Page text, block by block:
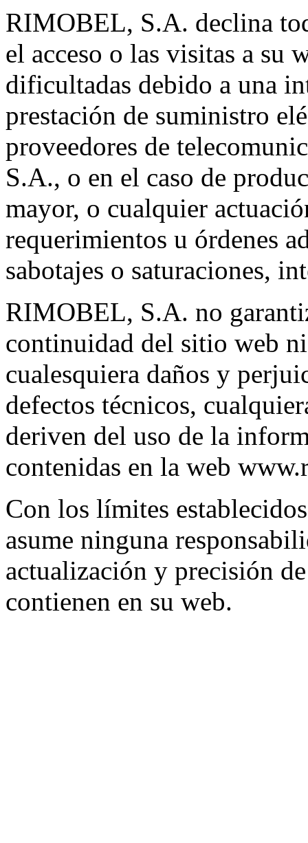
RIMOBEL, S.A. declina
el acceso o las visitas a su
dificultadas debido a una
prestación de suministro
proveedores de
S.A., o en el caso de
mayor, o cualquier
requerimientos u órdenes
sabotajes o saturaciones,
RIMOBEL, S.A. no
continuidad del sitio web ni
cualesquiera daños y
defectos técnicos,
deriven del uso de la
contenidas en la web
Con los límites
asume ninguna
actualización y precisión
contienen en su web.